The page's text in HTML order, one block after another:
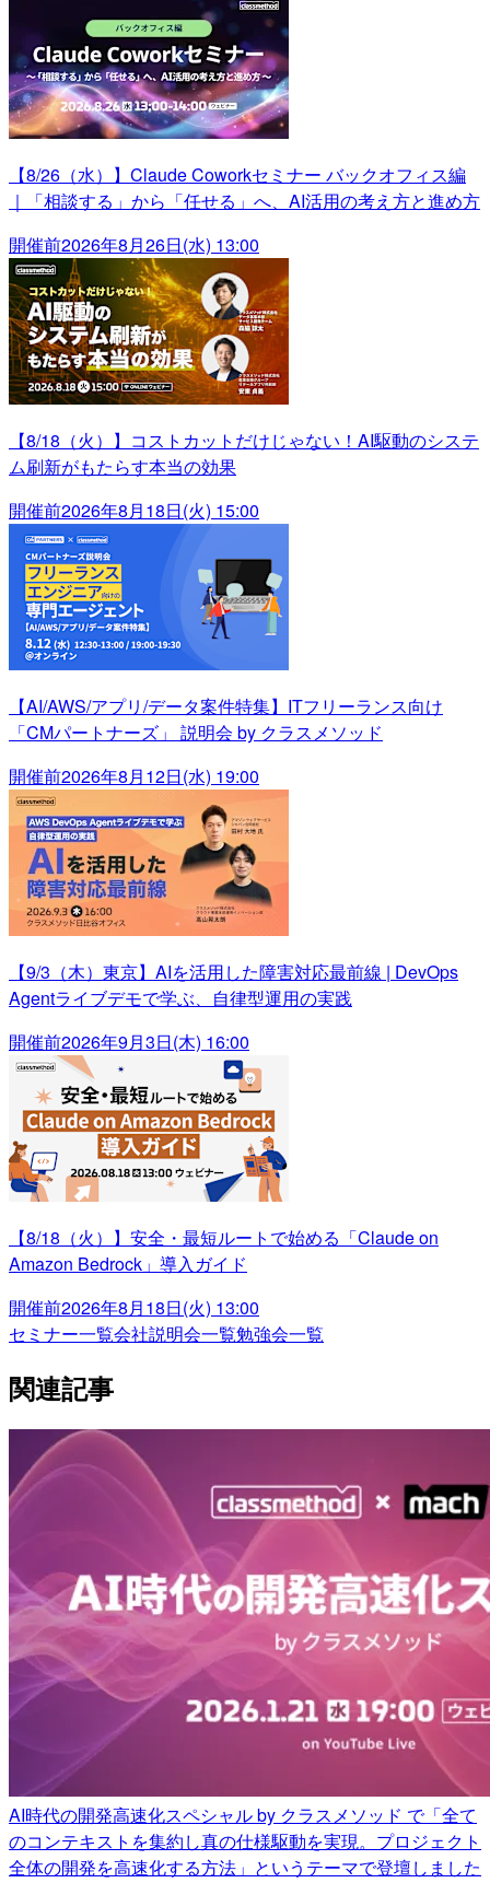
【8/26（水）】Claude Coworkセミナー バックオフィス編
｜「相談する」から「任せる」へ、AI活用の考え方と進め方
開催前2026年8月26日(水) 13:00
【8/18（火）】コストカットだけじゃない！AI駆動のシステ
ム刷新がもたらす本当の効果
開催前2026年8月18日(火) 15:00
【AI/AWS/アプリ/データ案件特集】ITフリーランス向け
「CMパートナーズ」 説明会 by クラスメソッド
開催前2026年8月12日(水) 19:00
【9/3（木）東京】AIを活用した障害対応最前線 | DevOps
Agentライブデモで学ぶ、自律型運用の実践
開催前2026年9月3日(木) 16:00
【8/18（火）】安全・最短ルートで始める「Claude on
Amazon Bedrock」導入ガイド
開催前2026年8月18日(火) 13:00
セミナー一覧会社説明会一覧勉強会一覧
関連記事
AI時代の開発高速化スペシャル by クラスメソッド で「全て
のコンテキストを集約し真の仕様駆動を実現。プロジェクト
全体の開発を高速化する方法」というテーマで登壇しました